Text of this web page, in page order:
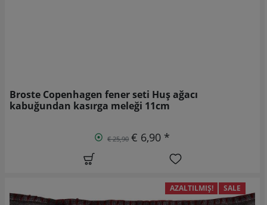
Broste Copenhagen fener seti Huş ağacı
kabuğundan kasırga meleği 11cm
€ 25,90 € 6,90 *
AZALTILMIŞ! SALE